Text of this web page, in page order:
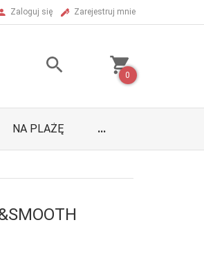
Zaloguj się Zarejestruj mnie
0
NA PLAŻĘ ...